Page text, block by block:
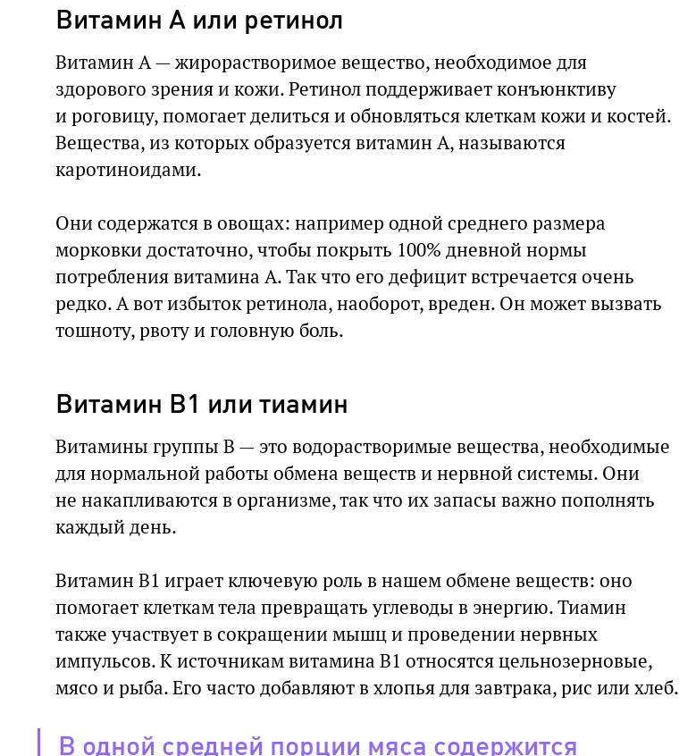
Витамин А или ретинол
Витамин А — жирорастворимое вещество, необходимое для
здорового зрения и кожи. Ретинол поддерживает конъюнктиву
и роговицу, помогает делиться и обновляться клеткам кожи и костей.
Вещества, из которых образуется витамин А, называются
каротиноидами.
Они содержатся в овощах: например одной среднего размера
морковки достаточно, чтобы покрыть 100% дневной нормы
потребления витамина А. Так что его дефицит встречается очень
редко. А вот избыток ретинола, наоборот, вреден. Он может вызвать
тошноту, рвоту и головную боль.
Витамин B1 или тиамин
Витамины группы B — это водорастворимые вещества, необходимые
для нормальной работы обмена веществ и нервной системы. Они
не накапливаются в организме, так что их запасы важно пополнять
каждый день.
Витамин B1 играет ключевую роль в нашем обмене веществ: оно
помогает клеткам тела превращать углеводы в энергию. Тиамин
также участвует в сокращении мышц и проведении нервных
импульсов. К источникам витамина B1 относятся цельнозерновые,
мясо и рыба. Его часто добавляют в хлопья для завтрака, рис или хлеб.
В одной средней порции мяса содержится